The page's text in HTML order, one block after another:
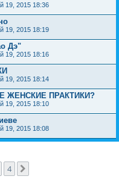
19, 2015 18:36
19, 2015 18:19
Дэ"
19, 2015 18:16
19, 2015 18:14
ЖЕНСКИЕ ПРАКТИКИ?
19, 2015 18:10
19, 2015 18:08
4